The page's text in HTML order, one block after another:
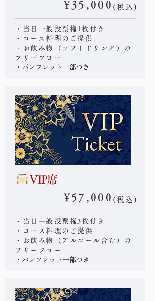
¥35,000 (税込)
・当日一般投票権 1枚付き
・コース料理のご提供
・お飲み物（ソフトドリンク）の
フリーフロー
・パンフレット一部つき
VIP席
¥57,000 (税込)
・当日一般投票権 3枚付き
・コース料理のご提供
・お飲み物（アルコール含む）の
フリーフロー
・パンフレット一部つき